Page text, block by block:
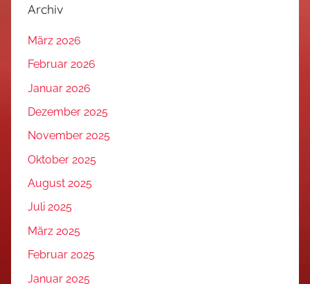
Archiv
März 2026
Februar 2026
Januar 2026
Dezember 2025
November 2025
Oktober 2025
August 2025
Juli 2025
März 2025
Februar 2025
Januar 2025